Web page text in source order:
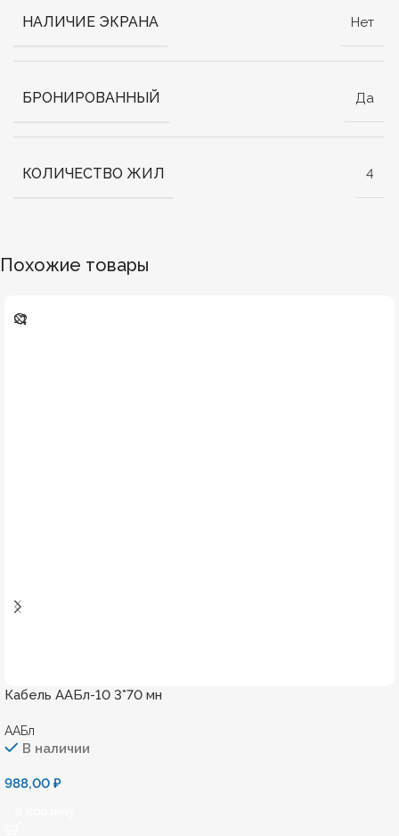
НАЛИЧИЕ ЭКРАНА Нет
БРОНИРОВАННЫЙ Да
КОЛИЧЕСТВО ЖИЛ 4
Похожие товары
Кабель ААБл-10 3*70 мн
ААБл
В наличии
988,00 ₽